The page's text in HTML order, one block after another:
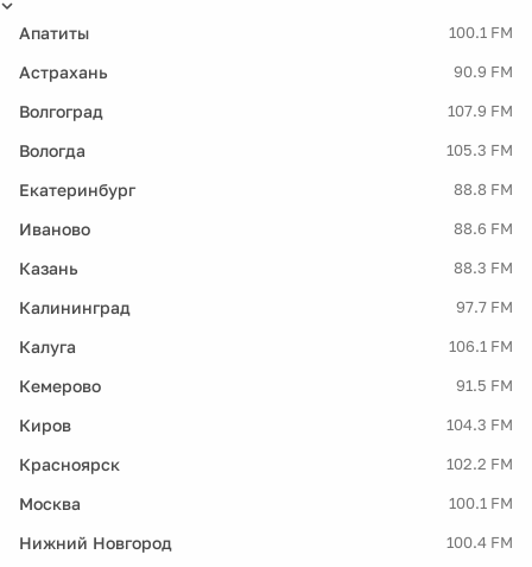
Апатиты 100.1 FM
Астрахань 90.9 FM
Волгоград 107.9 FM
Вологда 105.3 FM
Екатеринбург 88.8 FM
Иваново 88.6 FM
Казань 88.3 FM
Калининград 97.7 FM
Калуга 106.1 FM
Кемерово 91.5 FM
Киров 104.3 FM
Красноярск 102.2 FM
Москва 100.1 FM
Нижний Новгород 100.4 FM